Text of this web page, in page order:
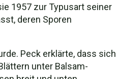
1957 zur Typusart seiner
deren Sporen
Peck erklärte, dass sich
unter Balsam-